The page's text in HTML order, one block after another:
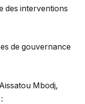
des interventions
de gouvernance
Mbodj,